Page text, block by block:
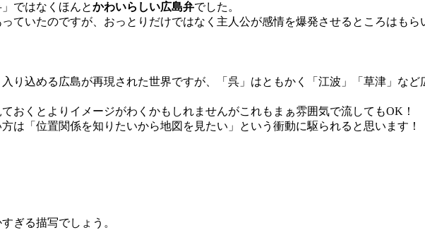
ではなくほんとかわいらしい広島弁でした。
ていたのですが、おっとりだけではなく主人公が感情を爆発させるところはも
り込める広島が再現された世界ですが、「呉」はともかく「江波」「草津」な
おくとよりイメージがわくかもしれませんがこれもまぁ雰囲気で流してもOK！
は「位置関係を知りたいから地図を見たい」という衝動に駆られると思います！
ぎる描写でしょう。